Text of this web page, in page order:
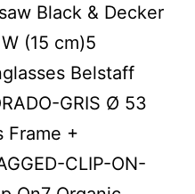
Black & Decker
(15 cm)5
Belstaff
GRIS Ø 53
Frame +
CLIP-ON-